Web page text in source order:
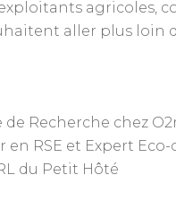
aller plus loin
Recherche chez
RSE et Expert
du Petit Hôté